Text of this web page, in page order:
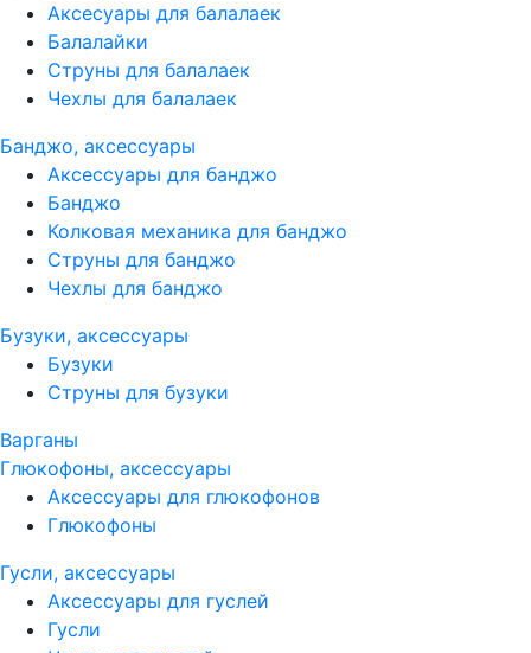
Аксесуары для балалаек
Балалайки
Струны для балалаек
Чехлы для балалаек
Банджо, аксессуары
Аксессуары для банджо
Банджо
Колковая механика для банджо
Струны для банджо
Чехлы для банджо
Бузуки, аксессуары
Бузуки
Струны для бузуки
Варганы
Глюкофоны, аксессуары
Аксессуары для глюкофонов
Глюкофоны
Гусли, аксессуары
Аксессуары для гуслей
Гусли